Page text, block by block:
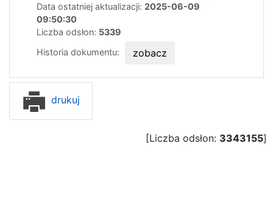
Data ostatniej aktualizacji: 2025-06-09
09:50:30
Liczba odsłon: 5339
Historia dokumentu:
zobacz
drukuj
[Liczba odsłon: 3343155]